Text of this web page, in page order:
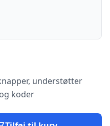
understøtter
koder